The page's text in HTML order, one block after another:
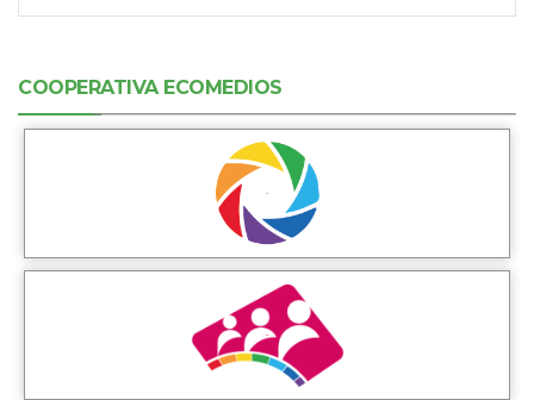
COOPERATIVA ECOMEDIOS